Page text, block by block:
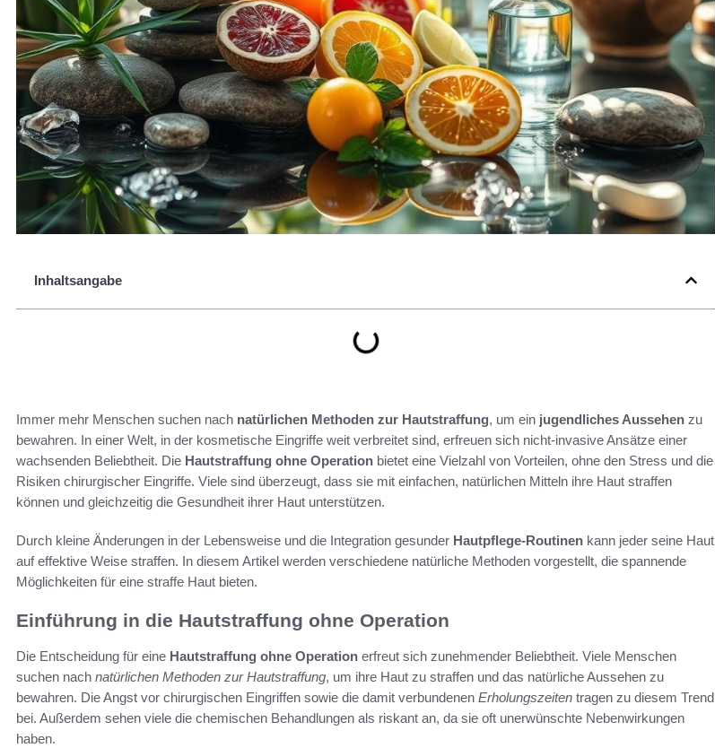
Inhaltsangabe
Immer mehr Menschen suchen nach natürlichen Methoden zur Hautstraffung, um ein jugendliches Aussehen zu
bewahren. In einer Welt, in der kosmetische Eingriffe weit verbreitet sind, erfreuen sich nicht-invasive Ansätze einer
wachsenden Beliebtheit. Die Hautstraffung ohne Operation bietet eine Vielzahl von Vorteilen, ohne den Stress und die
Risiken chirurgischer Eingriffe. Viele sind überzeugt, dass sie mit einfachen, natürlichen Mitteln ihre Haut straffen
können und gleichzeitig die Gesundheit ihrer Haut unterstützen.
Durch kleine Änderungen in der Lebensweise und die Integration gesunder Hautpflege-Routinen kann jeder seine Haut
auf effektive Weise straffen. In diesem Artikel werden verschiedene natürliche Methoden vorgestellt, die spannende
Möglichkeiten für eine straffe Haut bieten.
Einführung in die Hautstraffung ohne Operation
Die Entscheidung für eine Hautstraffung ohne Operation erfreut sich zunehmender Beliebtheit. Viele Menschen
suchen nach natürlichen Methoden zur Hautstraffung, um ihre Haut zu straffen und das natürliche Aussehen zu
bewahren. Die Angst vor chirurgischen Eingriffen sowie die damit verbundenen Erholungszeiten tragen zu diesem Trend
bei. Außerdem sehen viele die chemischen Behandlungen als riskant an, da sie oft unerwünschte Nebenwirkungen
haben.